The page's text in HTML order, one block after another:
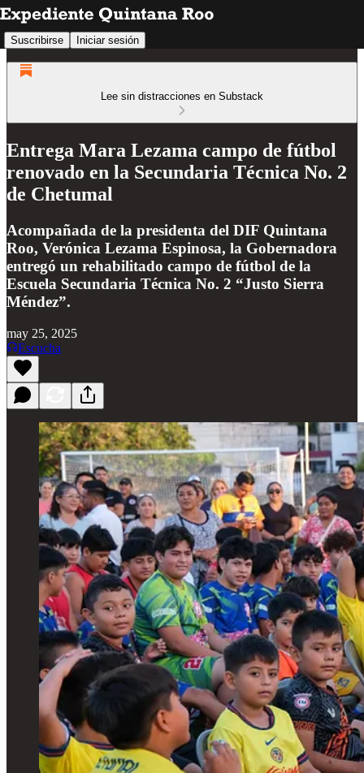
Suscribirse Iniciar sesión
Lee sin distracciones en Substack
Entrega Mara Lezama campo de fútbol
renovado en la Secundaria Técnica No. 2
de Chetumal
Acompañada de la presidenta del DIF Quintana
Roo, Verónica Lezama Espinosa, la Gobernadora
entregó un rehabilitado campo de fútbol de la
Escuela Secundaria Técnica No. 2 “Justo Sierra
Méndez”.
may 25, 2025
Escucha